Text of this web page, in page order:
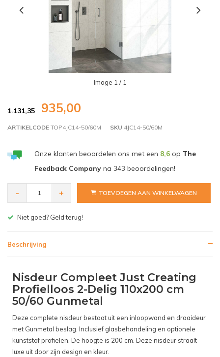
Image 1 / 1
1.131,35 935,00
ARTIKELCODE TOP4JC14-50/60M SKU 4JC14-50/60M
Onze klanten beoordelen ons met een 8,6op The
Feedback Companyna 343 beoordelingen!
- + TOEVOEGEN AAN WINKELWAGEN
Niet goed? Geld terug!
Beschrijving
Nisdeur Compleet Just Creating
Profielloos 2-Delig 110x200 cm
50/60 Gunmetal
Deze complete nisdeur bestaat uit een inloopwand en draaideur
met Gunmetal beslag. Inclusief glasbehandeling en optionele
kunststof profielen. De hoogte is 200 cm. Deze nisdeur straalt
luxe uit door zijn design en kleur.